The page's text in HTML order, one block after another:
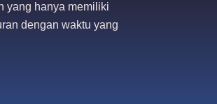
yang hanya memiliki
dengan waktu yang